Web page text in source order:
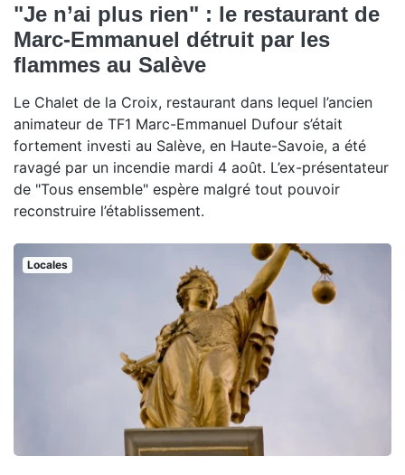
"Je n’ai plus rien" : le restaurant de
Marc-Emmanuel détruit par les
flammes au Salève
Le Chalet de la Croix, restaurant dans lequel l’ancien
animateur de TF1 Marc-Emmanuel Dufour s’était
fortement investi au Salève, en Haute-Savoie, a été
ravagé par un incendie mardi 4 août. L’ex-présentateur
de "Tous ensemble" espère malgré tout pouvoir
reconstruire l’établissement.
Locales